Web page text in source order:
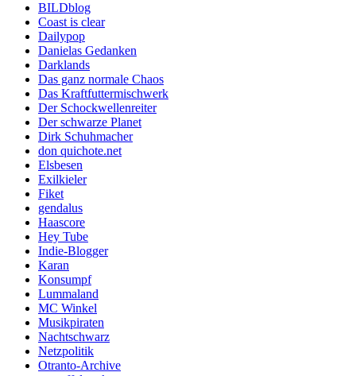
BILDblog
Coast is clear
Dailypop
Danielas Gedanken
Darklands
Das ganz normale Chaos
Das Kraftfuttermischwerk
Der Schockwellenreiter
Der schwarze Planet
Dirk Schuhmacher
don quichote.net
Elsbesen
Exilkieler
Fiket
gendalus
Haascore
Hey Tube
Indie-Blogger
Karan
Konsumpf
Lummaland
MC Winkel
Musikpiraten
Nachtschwarz
Netzpolitik
Otranto-Archive